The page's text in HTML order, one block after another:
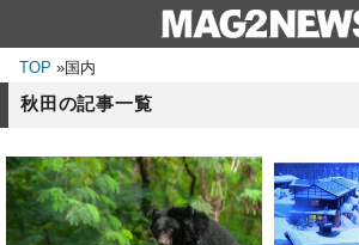
TOP »国内
秋田の記事一覧